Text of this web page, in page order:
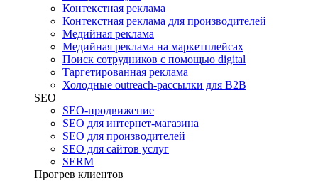
Контекстная реклама
Контекстная реклама для производителей
Медийная реклама
Медийная реклама на маркетплейсах
Поиск сотрудников с помощью digital
Таргетированная реклама
Холодные outreach-рассылки для B2B
SEO
SEO-продвижение
SEO для интернет-магазина
SEO для производителей
SEO для сайтов услуг
SERM
Прогрев клиентов